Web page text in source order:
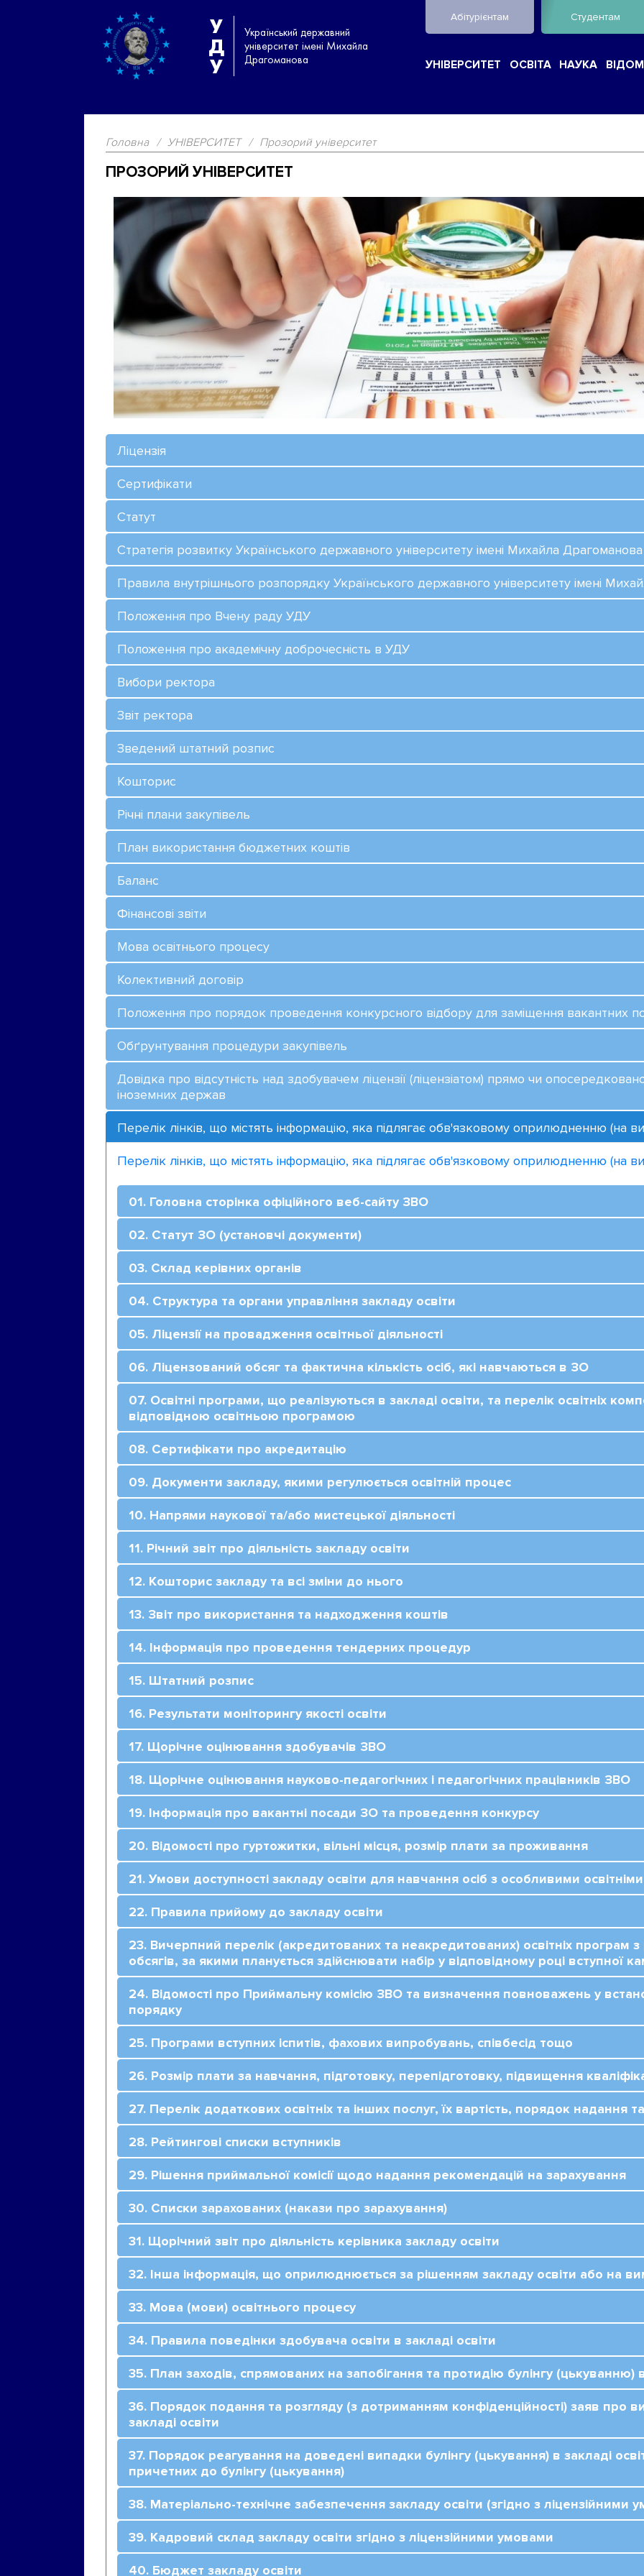
У
Д
У
Український державний
університет імені Михайла
Драгоманова
Абітурієнтам Студентам
УНІВЕРСИТЕТ ОСВІТА НАУКА
Головна / УНІВЕРСИТЕТ / Прозорий університет
ПРОЗОРИЙ УНІВЕРСИТЕТ
Ліцензія
Сертифікати
Статут
Стратегія розвитку Українського державного університету імені Михайла Драгоманова
Правила внутрішнього розпорядку Українського державного університету імені
Положення про Вчену раду УДУ
Положення про академічну доброчесність в УДУ
Вибори ректора
Звіт ректора
Зведений штатний розпис
Кошторис
Річні плани закупівель
План використання бюджетних коштів
Баланс
Фінансові звіти
Мова освітнього процесу
Колективний договір
Положення про порядок проведення конкурсного відбору для заміщення вакантних
Обґрунтування процедури закупівель
Довідка про відсутність над здобувачем ліцензії (ліцензіатом) прямо чи
іноземних держав
Перелік лінків, що містять інформацію, яка підлягає обв'язковому оприлюдненню (на
Перелік лінків, що містять інформацію, яка підлягає обв'язковому оприлюдненню (на
01. Головна сторінка офіційного веб-сайту ЗВО
02. Статут ЗО (установчі документи)
03. Склад керівних органів
04. Структура та органи управління закладу освіти
05. Ліцензії на провадження освітньої діяльності
06. Ліцензований обсяг та фактична кількість осіб, які навчаються в ЗО
07. Освітні програми, що реалізуються в закладі освіти, та перелік освітніх
відповідною освітньою програмою
08. Сертифікати про акредитацію
09. Документи закладу, якими регулюється освітній процес
10. Напрями наукової та/або мистецької діяльності
11. Річний звіт про діяльність закладу освіти
12. Кошторис закладу та всі зміни до нього
13. Звіт про використання та надходження коштів
14. Інформація про проведення тендерних процедур
15. Штатний розпис
16. Результати моніторингу якості освіти
17. Щорічне оцінювання здобувачів ЗВО
18. Щорічне оцінювання науково-педагогічних і педагогічних працівників ЗВО
19. Інформація про вакантні посади ЗО та проведення конкурсу
20. Відомості про гуртожитки, вільні місця, розмір плати за проживання
21. Умови доступності закладу освіти для навчання осіб з особливими
22. Правила прийому до закладу освіти
23. Вичерпний перелік (акредитованих та неакредитованих) освітніх програм
обсягів, за якими планується здійснювати набір у відповідному році вступної
24. Відомості про Приймальну комісію ЗВО та визначення повноважень у
порядку
25. Програми вступних іспитів, фахових випробувань, співбесід тощо
26. Розмір плати за навчання, підготовку, перепідготовку, підвищення
27. Перелік додаткових освітніх та інших послуг, їх вартість, порядок надання
28. Рейтингові списки вступників
29. Рішення приймальної комісії щодо надання рекомендацій на зарахування
30. Списки зарахованих (накази про зарахування)
31. Щорічний звіт про діяльність керівника закладу освіти
32. Інша інформація, що оприлюднюється за рішенням закладу освіти або на
33. Мова (мови) освітнього процесу
34. Правила поведінки здобувача освіти в закладі освіти
35. План заходів, спрямованих на запобігання та протидію булінгу (цькуванню)
36. Порядок подання та розгляду (з дотриманням конфіденційності) заяв про
закладі освіти
37. Порядок реагування на доведені випадки булінгу (цькування) в закладі
причетних до булінгу (цькування)
38. Матеріально-технічне забезпечення закладу освіти (згідно з ліцензійними
39. Кадровий склад закладу освіти згідно з ліцензійними умовами
40. Бюджет закладу освіти